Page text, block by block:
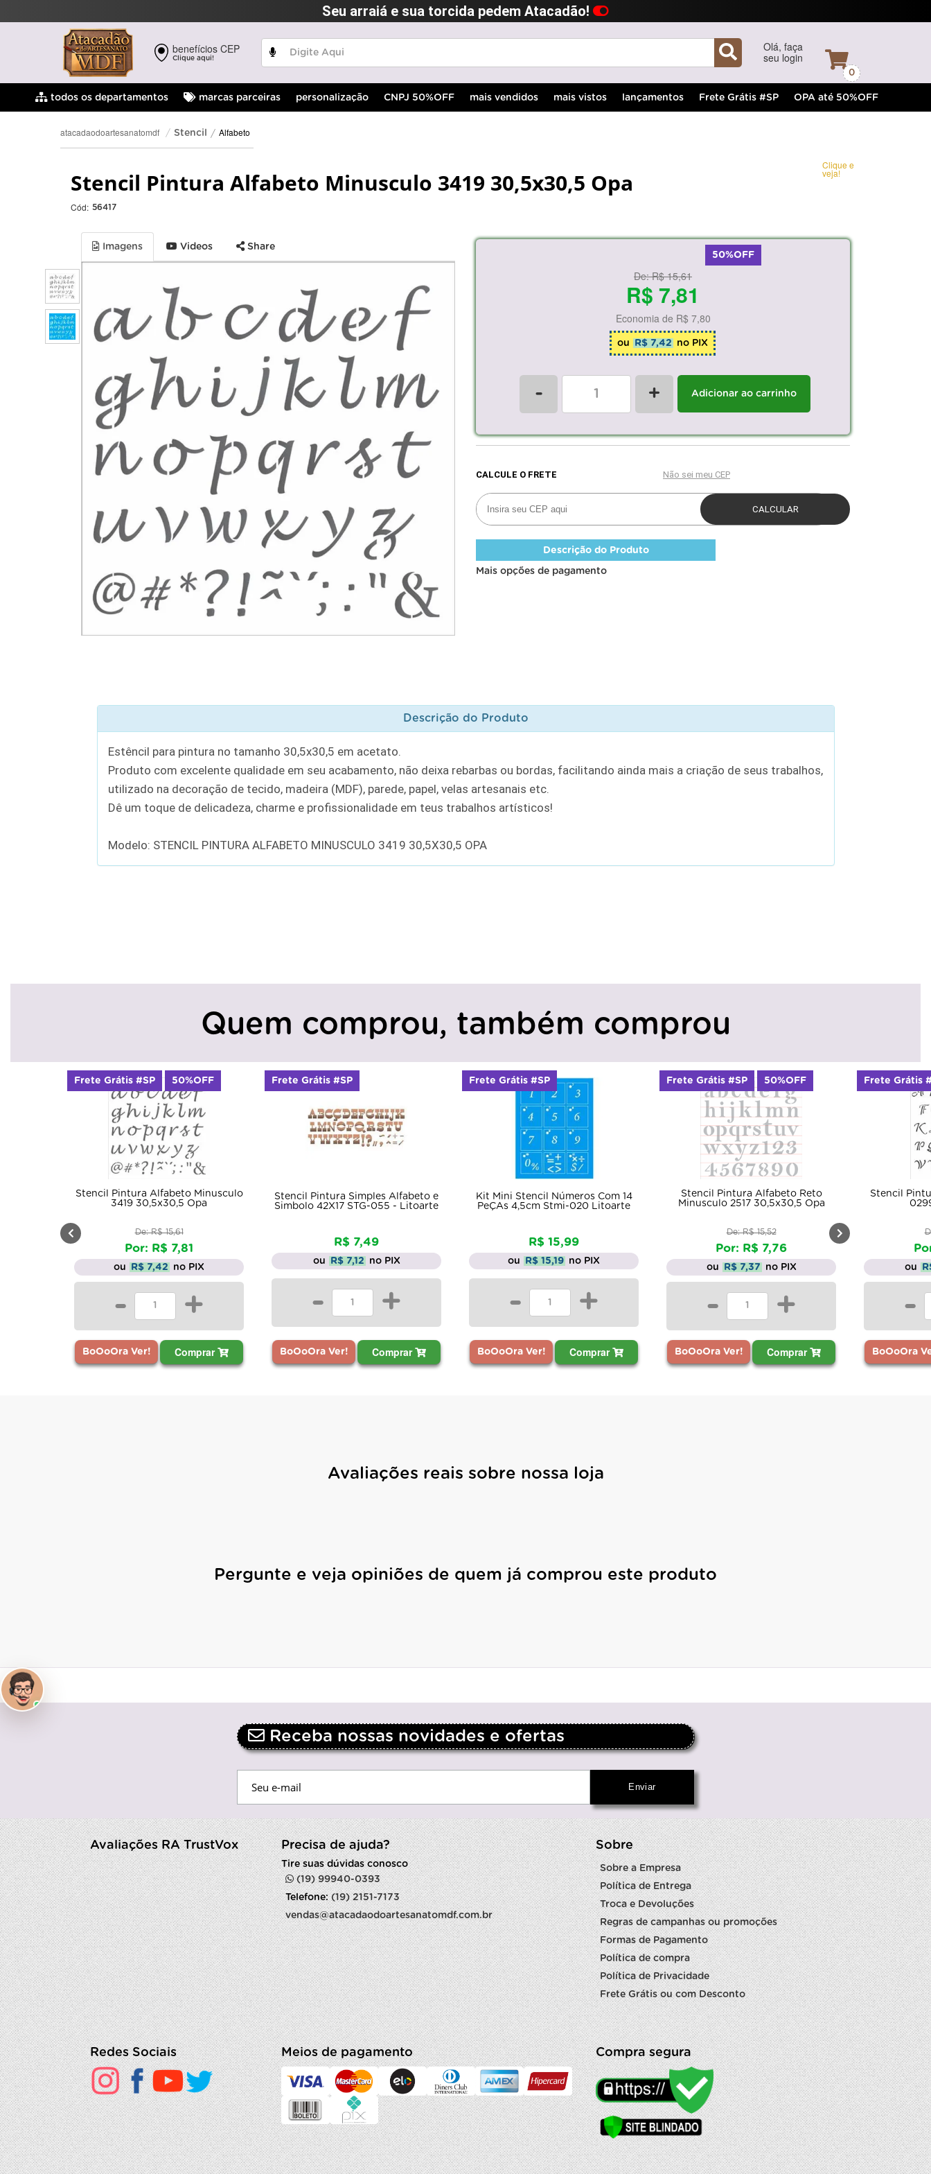
Seu arraiá e sua torcida pedem Atacadão!
benefícios CEP
Clique aqui!
Olá, faça
seu login
0
todos os departamentos marcas parceiras personalização CNPJ 50%OFF mais vendidos mais vistos lançamentos Frete Grátis #SP OPA até 50%OFF
atacadaodoartesanatomdf Stencil Alfabeto
Stencil Pintura Alfabeto Minusculo 3419 30,5x30,5 Opa
Cód: 56417
Clique e
veja!
Imagens Videos
Share
50%OFF
De:R$ 15,61
R$ 7,81
Economia de R$ 7,80
ou R$ 7,42 no PIX
- + Adicionar ao carrinho
Descrição do Produto
Mais opções de pagamento
Descrição do Produto
Estêncil para pintura no tamanho 30,5x30,5 em acetato.
Produto com excelente qualidade em seu acabamento, não deixa rebarbas ou bordas, facilitando ainda mais a criação de seus trabalhos,
utilizado na decoração de tecido, madeira (MDF), parede, papel, velas artesanais etc.
Dê um toque de delicadeza, charme e profissionalidade em teus trabalhos artísticos!
Modelo: STENCIL PINTURA ALFABETO MINUSCULO 3419 30,5X30,5 OPA
Quem comprou, também comprou
Stencil Pintura Alfabeto Minusculo
3419 30,5x30,5 Opa
De: R$ 15,61
Por: R$ 7,81
ou R$ 7,42 no PIX
- +
BoOoOra Ver! Comprar
Frete Grátis #SP 50%OFF
Stencil Pintura Simples Alfabeto e
Simbolo 42X17 STG-055 - Litoarte
R$ 7,49
ou R$ 7,12 no PIX
- +
BoOoOra Ver! Comprar
Frete Grátis #SP
Kit Mini Stencil Números Com 14
PeÇAs 4,5cm Stmi-020 Litoarte
R$ 15,99
ou R$ 15,19 no PIX
- +
BoOoOra Ver! Comprar
Frete Grátis #SP
Stencil Pintura Alfabeto Reto
Minusculo 2517 30,5x30,5 Opa
De: R$ 15,52
Por: R$ 7,76
ou R$ 7,37 no PIX
- +
BoOoOra Ver! Comprar
Frete Grátis #SP 50%OFF
Stencil
ou
-
BoOoOra
Frete Grátis
Avaliações reais sobre nossa loja
Pergunte e veja opiniões de quem já comprou este produto
Receba nossas novidades e ofertas
Avaliações RA TrustVox Precisa de ajuda?
Tire suas dúvidas conosco
(19) 99940-0393
Telefone:(19) 2151-7173
vendas@atacadaodoartesanatomdf.com.br
Sobre
Sobre a Empresa
Política de Entrega
Troca e Devoluções
Regras de campanhas ou promoções
Formas de Pagamento
Política de compra
Política de Privacidade
Frete Grátis ou com Desconto
Redes Sociais Meios de pagamento Compra segura